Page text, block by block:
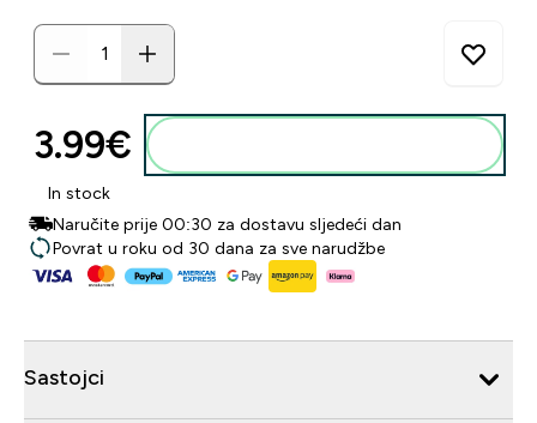
3.99€‎
In stock
Naručite prije 00:30 za dostavu sljedeći dan
Povrat u roku od 30 dana za sve narudžbe
Sastojci